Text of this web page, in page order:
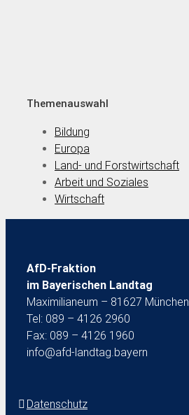
Themenauswahl
Bildung
Europa
Land- und Forstwirtschaft
Arbeit und Soziales
Wirtschaft
AfD-Fraktion
im Bayerischen Landtag
Maximilianeum – 81627 München
Tel: 089 – 4126 2960
Fax: 089 – 4126 1960
info@afd-landtag.bayern
Datenschutz